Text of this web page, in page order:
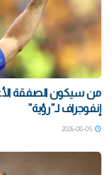
إنفوجراف لـ”رؤية”